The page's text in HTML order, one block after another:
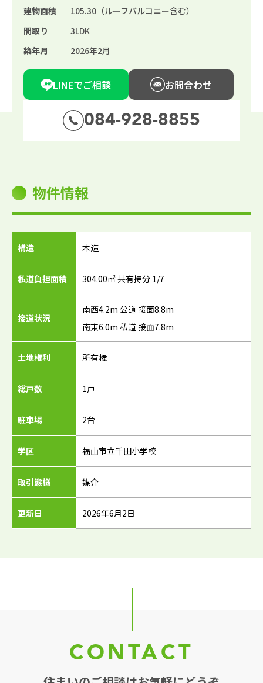
建物面積
105.30（ルーフバルコニー含む）
間取り
3LDK
築年月
2026年2月
LINEでご相談 お問合わせ
084-928-8855
物件情報
構造 木造
私道負担面積 304.00㎡ 共有持分 1/7
接道状況
南西4.2m 公道 接面8.8m
南東6.0m 私道 接面7.8m
土地権利 所有権
総戸数 1戸
駐車場 2台
学区 福山市立千田小学校
取引態様 媒介
更新日 2026年6月2日
CONTACT